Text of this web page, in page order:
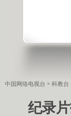
中国网络电视台 > 科教台
纪录